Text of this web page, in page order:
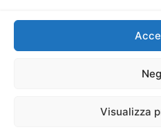
Visualizza
P.IVA:
Mercurio Comunicazione
iscritta al Registro degli
Sito gestito daLa